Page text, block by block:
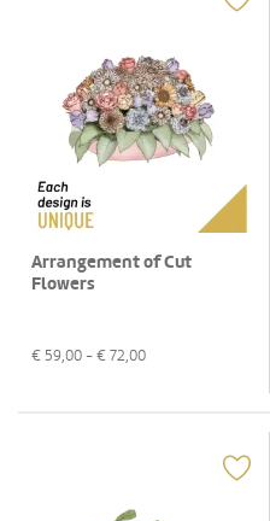
Arrangement of Cut
Flowers
€ 59,00 - € 72,00